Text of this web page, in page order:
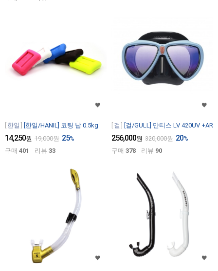
한일 [한일/HANIL] 코팅 납 0.5kg
14,250원 19,000원 25%
구매 401 리뷰 33
걸 [걸/GULL] 만티스 LV 420UV +AR
256,000원 320,000원 20%
구매 378 리뷰 90